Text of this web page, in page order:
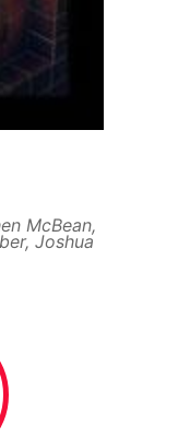
McBean,
Joshua